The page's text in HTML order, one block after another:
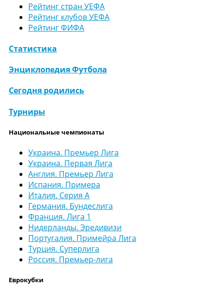
Рейтинг стран УЕФА
Рейтинг клубов УЕФА
Рейтинг ФИФА
Статистика
Энциклопедия Футбола
Сегодня родились
Турниры
Национальные чемпионаты
Украина. Премьер Лига
Украина. Первая Лига
Англия. Премьер Лига
Испания. Примера
Италия. Серия А
Германия. Бундеслига
Франция. Лига 1
Нидерланды. Эредивизи
Португалия. Примейра Лига
Турция. Суперлига
Россия. Премьер-лига
Еврокубки